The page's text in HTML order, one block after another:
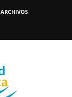
ARCHIVOS